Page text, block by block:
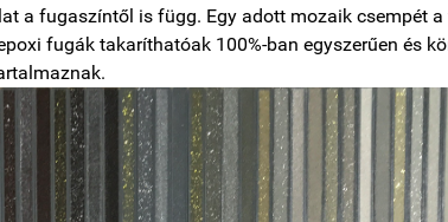
a fugaszíntől is függ. Egy adott mozaik csempét a
fugák takaríthatóak 100%-ban egyszerűen és